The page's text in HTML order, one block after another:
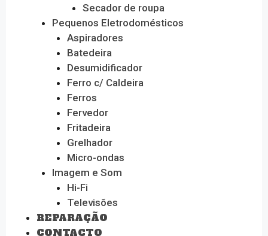
Secador de roupa
Pequenos Eletrodomésticos
Aspiradores
Batedeira
Desumidificador
Ferro c/ Caldeira
Ferros
Fervedor
Fritadeira
Grelhador
Micro-ondas
Imagem e Som
Hi-Fi
Televisões
REPARAÇÃO
CONTACTO